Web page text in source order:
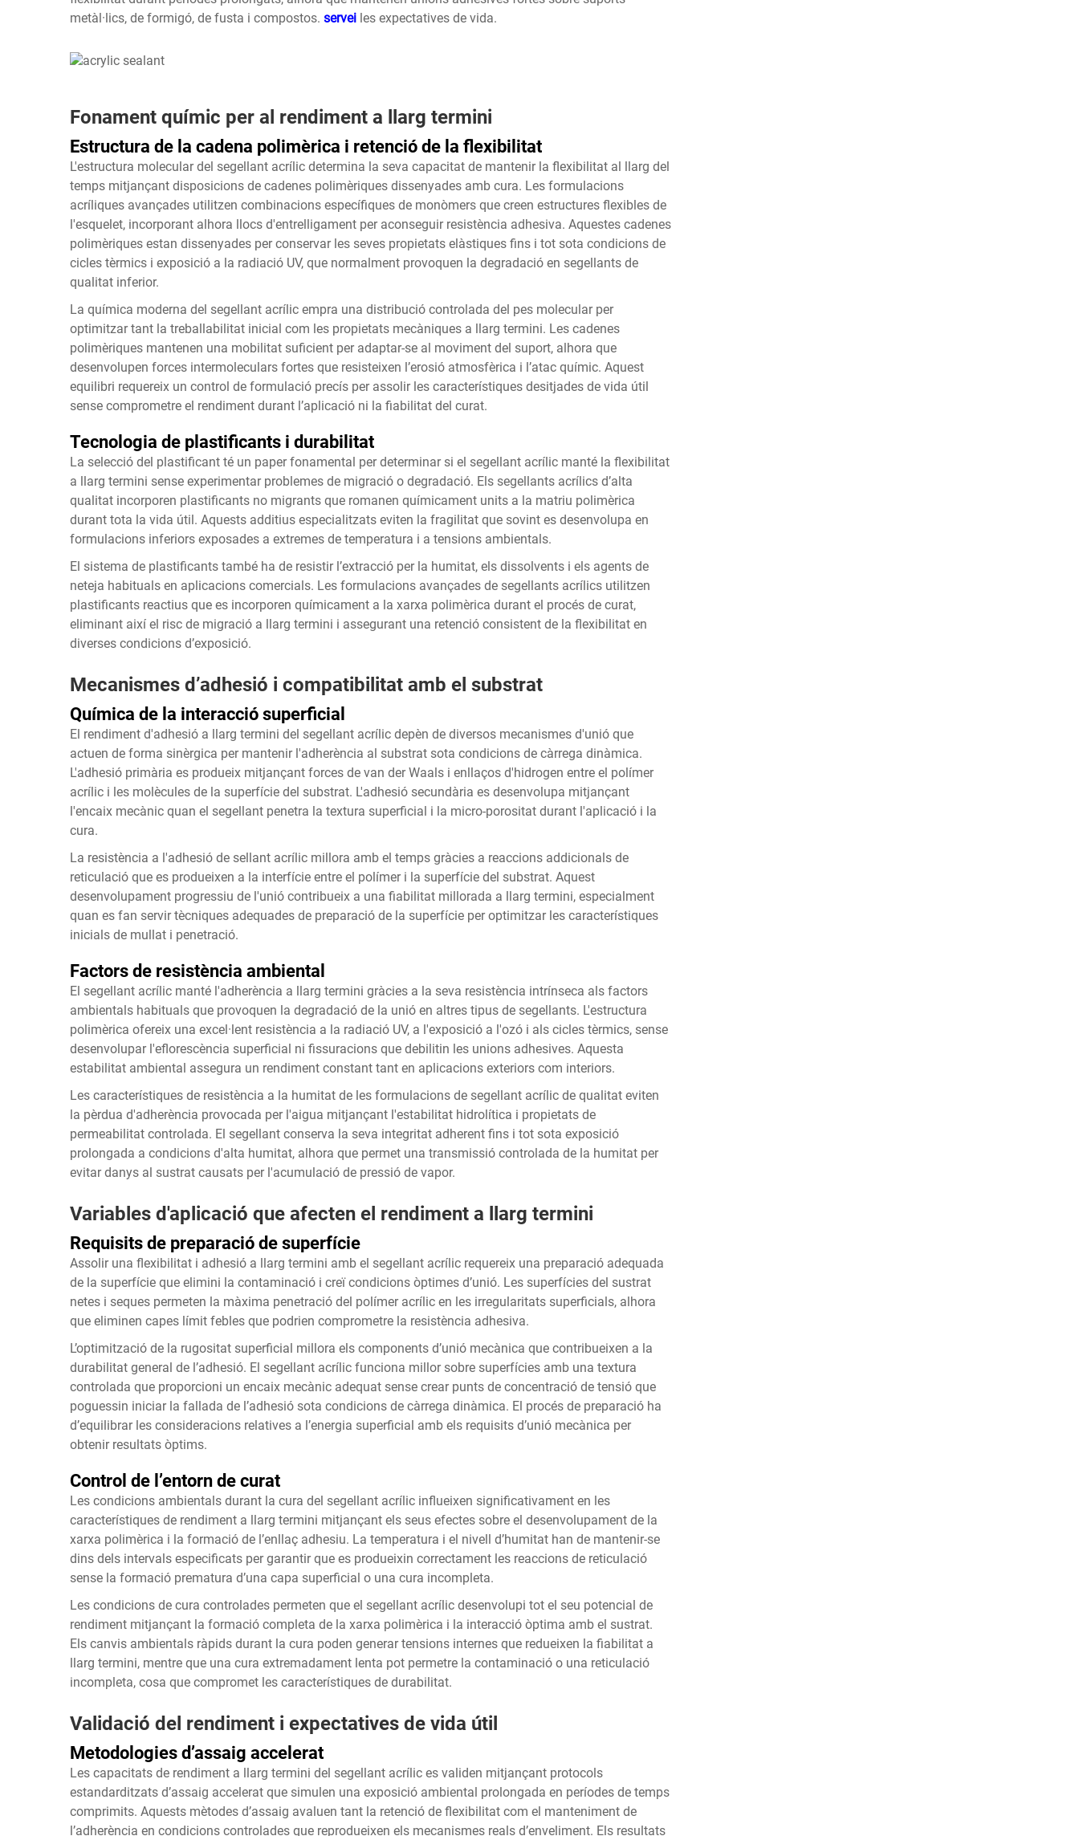
metàl·lics, de formigó, de fusta i compostos. servei les expectatives de vida.
Fonament químic per al rendiment a llarg termini
Estructura de la cadena polimèrica i retenció de la flexibilitat
L'estructura molecular del segellant acrílic determina la seva capacitat de mantenir la flexibilitat al llarg del
temps mitjançant disposicions de cadenes polimèriques dissenyades amb cura. Les formulacions
acríliques avançades utilitzen combinacions específiques de monòmers que creen estructures flexibles de
l'esquelet, incorporant alhora llocs d'entrelligament per aconseguir resistència adhesiva. Aquestes cadenes
polimèriques estan dissenyades per conservar les seves propietats elàstiques fins i tot sota condicions de
cicles tèrmics i exposició a la radiació UV, que normalment provoquen la degradació en segellants de
qualitat inferior.
La química moderna del segellant acrílic empra una distribució controlada del pes molecular per
optimitzar tant la treballabilitat inicial com les propietats mecàniques a llarg termini. Les cadenes
polimèriques mantenen una mobilitat suficient per adaptar-se al moviment del suport, alhora que
desenvolupen forces intermoleculars fortes que resisteixen l’erosió atmosfèrica i l’atac químic. Aquest
equilibri requereix un control de formulació precís per assolir les característiques desitjades de vida útil
sense comprometre el rendiment durant l’aplicació ni la fiabilitat del curat.
Tecnologia de plastificants i durabilitat
La selecció del plastificant té un paper fonamental per determinar si el segellant acrílic manté la flexibilitat
a llarg termini sense experimentar problemes de migració o degradació. Els segellants acrílics d’alta
qualitat incorporen plastificants no migrants que romanen químicament units a la matriu polimèrica
durant tota la vida útil. Aquests additius especialitzats eviten la fragilitat que sovint es desenvolupa en
formulacions inferiors exposades a extremes de temperatura i a tensions ambientals.
El sistema de plastificants també ha de resistir l’extracció per la humitat, els dissolvents i els agents de
neteja habituals en aplicacions comercials. Les formulacions avançades de segellants acrílics utilitzen
plastificants reactius que es incorporen químicament a la xarxa polimèrica durant el procés de curat,
eliminant així el risc de migració a llarg termini i assegurant una retenció consistent de la flexibilitat en
diverses condicions d’exposició.
Mecanismes d’adhesió i compatibilitat amb el substrat
Química de la interacció superficial
El rendiment d'adhesió a llarg termini del segellant acrílic depèn de diversos mecanismes d'unió que
actuen de forma sinèrgica per mantenir l'adherència al substrat sota condicions de càrrega dinàmica.
L'adhesió primària es produeix mitjançant forces de van der Waals i enllaços d'hidrogen entre el polímer
acrílic i les molècules de la superfície del substrat. L'adhesió secundària es desenvolupa mitjançant
l'encaix mecànic quan el segellant penetra la textura superficial i la micro-porositat durant l'aplicació i la
cura.
La resistència a l'adhesió de sellant acrílic millora amb el temps gràcies a reaccions addicionals de
reticulació que es produeixen a la interfície entre el polímer i la superfície del substrat. Aquest
desenvolupament progressiu de l'unió contribueix a una fiabilitat millorada a llarg termini, especialment
quan es fan servir tècniques adequades de preparació de la superfície per optimitzar les característiques
inicials de mullat i penetració.
Factors de resistència ambiental
El segellant acrílic manté l'adherència a llarg termini gràcies a la seva resistència intrínseca als factors
ambientals habituals que provoquen la degradació de la unió en altres tipus de segellants. L'estructura
polimèrica ofereix una excel·lent resistència a la radiació UV, a l'exposició a l'ozó i als cicles tèrmics, sense
desenvolupar l'eflorescència superficial ni fissuracions que debilitin les unions adhesives. Aquesta
estabilitat ambiental assegura un rendiment constant tant en aplicacions exteriors com interiors.
Les característiques de resistència a la humitat de les formulacions de segellant acrílic de qualitat eviten
la pèrdua d'adherència provocada per l'aigua mitjançant l'estabilitat hidrolítica i propietats de
permeabilitat controlada. El segellant conserva la seva integritat adherent fins i tot sota exposició
prolongada a condicions d'alta humitat, alhora que permet una transmissió controlada de la humitat per
evitar danys al sustrat causats per l'acumulació de pressió de vapor.
Variables d'aplicació que afecten el rendiment a llarg termini
Requisits de preparació de superfície
Assolir una flexibilitat i adhesió a llarg termini amb el segellant acrílic requereix una preparació adequada
de la superfície que elimini la contaminació i creï condicions òptimes d’unió. Les superfícies del sustrat
netes i seques permeten la màxima penetració del polímer acrílic en les irregularitats superficials, alhora
que eliminen capes límit febles que podrien comprometre la resistència adhesiva.
L’optimització de la rugositat superficial millora els components d’unió mecànica que contribueixen a la
durabilitat general de l’adhesió. El segellant acrílic funciona millor sobre superfícies amb una textura
controlada que proporcioni un encaix mecànic adequat sense crear punts de concentració de tensió que
poguessin iniciar la fallada de l’adhesió sota condicions de càrrega dinàmica. El procés de preparació ha
d’equilibrar les consideracions relatives a l’energia superficial amb els requisits d’unió mecànica per
obtenir resultats òptims.
Control de l’entorn de curat
Les condicions ambientals durant la cura del segellant acrílic influeixen significativament en les
característiques de rendiment a llarg termini mitjançant els seus efectes sobre el desenvolupament de la
xarxa polimèrica i la formació de l’enllaç adhesiu. La temperatura i el nivell d’humitat han de mantenir-se
dins dels intervals especificats per garantir que es produeixin correctament les reaccions de reticulació
sense la formació prematura d’una capa superficial o una cura incompleta.
Les condicions de cura controlades permeten que el segellant acrílic desenvolupi tot el seu potencial de
rendiment mitjançant la formació completa de la xarxa polimèrica i la interacció òptima amb el sustrat.
Els canvis ambientals ràpids durant la cura poden generar tensions internes que redueixen la fiabilitat a
llarg termini, mentre que una cura extremadament lenta pot permetre la contaminació o una reticulació
incompleta, cosa que compromet les característiques de durabilitat.
Validació del rendiment i expectatives de vida útil
Metodologies d’assaig accelerat
Les capacitats de rendiment a llarg termini del segellant acrílic es validen mitjançant protocols
estandarditzats d’assaig accelerat que simulen una exposició ambiental prolongada en períodes de temps
comprimits. Aquests mètodes d’assaig avaluen tant la retenció de flexibilitat com el manteniment de
l’adherència en condicions controlades que reprodueixen els mecanismes reals d’enveliment. Els resultats